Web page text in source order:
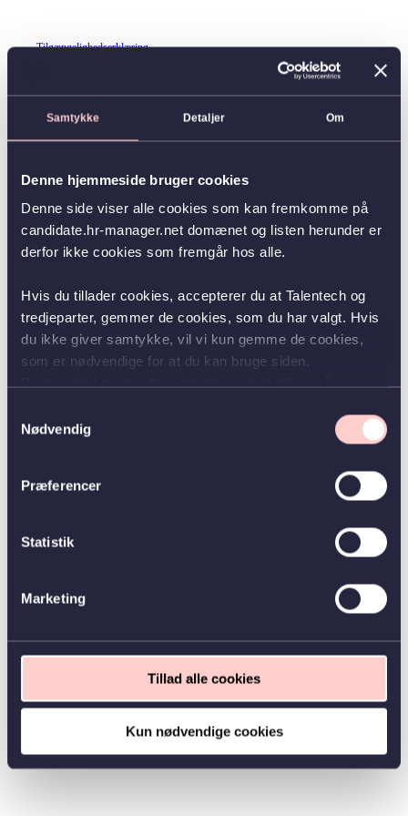
Samtykke Detaljer Om
Denne hjemmeside bruger cookies
Denne side viser alle cookies som kan fremkomme på
candidate.hr-manager.net domænet og listen herunder er
derfor ikke cookies som fremgår hos alle.
Hvis du tillader cookies, accepterer du at Talentech og
tredjeparter, gemmer de cookies, som du har valgt. Hvis
du ikke giver samtykke, vil vi kun gemme de cookies,
som er nødvendige for at du kan bruge siden.
Nødvendig
Præferencer
Statistik
Marketing
Tillad alle cookies
Kun nødvendige cookies
Tilgængelighedserklæring